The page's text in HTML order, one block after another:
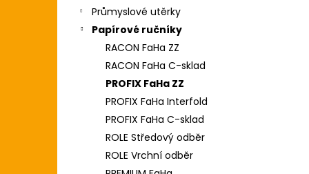
Průmyslové utěrky
Papírové ručníky
RACON FaHa ZZ
RACON FaHa C-sklad
PROFIX FaHa ZZ
PROFIX FaHa Interfold
PROFIX FaHa C-sklad
ROLE Středový odběr
ROLE Vrchní odběr
SCOTT SLIMROLL PAPÍROVÉ RUČNÍKY
2 595 Kč
Původně: 2 626 Kč